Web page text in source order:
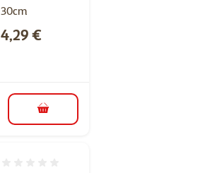
30cm
Cena
4,29 €
do košíka